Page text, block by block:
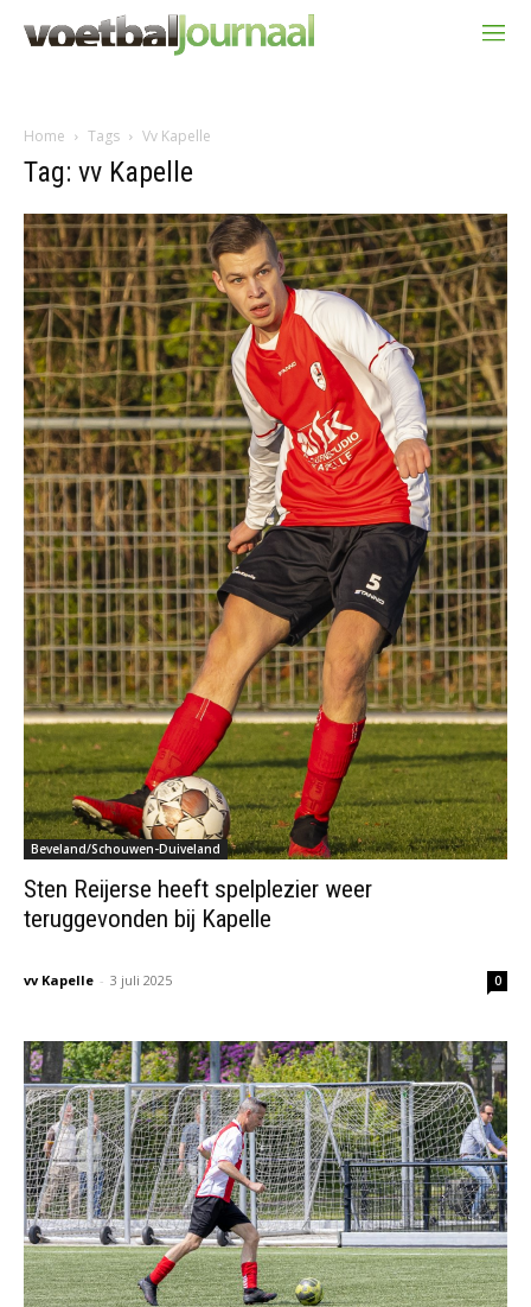
Home Tags Vv Kapelle
Tag: vv Kapelle
Beveland/Schouwen-Duiveland
Sten Reijerse heeft spelplezier weer
teruggevonden bij Kapelle
vv Kapelle - 3 juli 2025 0